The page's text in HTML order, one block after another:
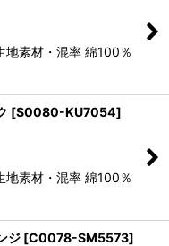
地素材・混率 綿100％
[S0080-KU7054]
地素材・混率 綿100％
ジ [C0078-SM5573]